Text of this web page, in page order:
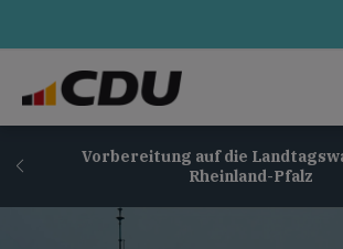
Vorbereitung auf die
Rheinland-Pfalz